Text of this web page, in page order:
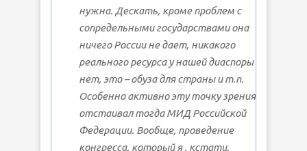
нужна. Дескать, кроме проблем с
сопредельными государствами она
ничего России не дает, никакого
реального ресурса у нашей диаспоры
нет, это – обуза для страны и т.п.
Особенно активно эту точку зрения
отстаивал тогда МИД Российской
Федерации. Вообще, проведение
конгресса, который я , кстати,